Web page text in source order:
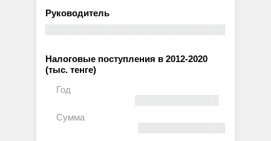
Руководитель
Налоговые поступления в 2012-2020
(тыс. тенге)